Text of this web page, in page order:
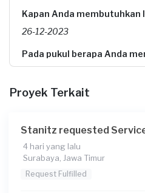
Kapan Anda membutuhkan
26-12-2023
Pada pukul berapa Anda
Berapa budget total untuk
Catatan
Proyek Terkait
Stanitz requested
4 hari yang lalu
Surabaya, Jawa Timur
Request Fulfilled